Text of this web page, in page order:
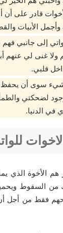
قادر على أن
الأبيات
إلى جانبي فهم
ولا غنى لي عنهم
قلبي.
شيء سوى أن يحفظ
لضحكتي
في الدنيا.
هم الأخوة الذي
من السقوط
فقط من أجل